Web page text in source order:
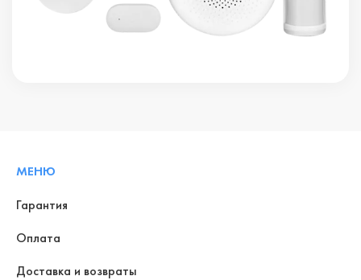
МЕНЮ
Гарантия
Оплата
Доставка и возвраты